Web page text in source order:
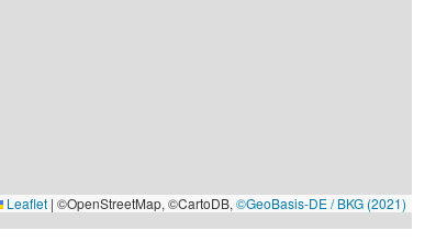
Leaflet | ©OpenStreetMap, ©CartoDB, ©GeoBasis-DE / BKG (2021)